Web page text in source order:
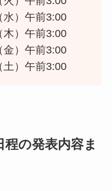
水）午前3:00
木）午前3:00
金）午前3:00
土）午前3:00
の発表内容ま